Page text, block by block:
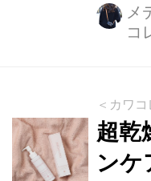
メ
コ
＜カワ
超乾
ンケ